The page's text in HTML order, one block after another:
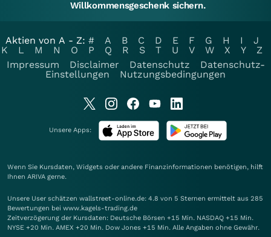
Willkommensgeschenk sichern.
Aktien von A - Z: # A B C D E F G H I
J
K
L M N O P Q R S T U V W X Y
Z
Impressum
Disclaimer Datenschutz
Datenschutz-
Einstellungen
Nutzungsbedingungen
Unsere Apps:
Wenn Sie Kursdaten, Widgets oder andere Finanzinformationen benötigen, hilft
Ihnen ARIVA gerne.
Unsere User schätzen wallstreet-online.de: 4.8 von 5 Sternen ermittelt aus 285
Bewertungen bei www.kagels-trading.de
Zeitverzögerung der Kursdaten: Deutsche Börsen +15 Min. NASDAQ +15 Min.
NYSE +20 Min. AMEX +20 Min. Dow Jones +15 Min. Alle Angaben ohne Gewähr.